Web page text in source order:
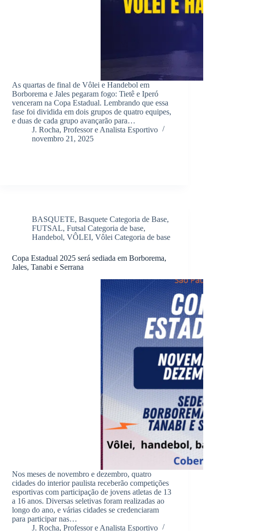
As quartas de final de Vôlei e Handebol em
Borborema e Jales pegaram fogo: Tietê e Iperó
venceram na Copa Estadual. Lembrando que essa
fase foi dividida em dois grupos de quatro equipes,
e duas de cada grupo avançarão para…
J. Rocha, Professor e Analista Esportivo
novembro 21, 2025
BASQUETE,Basquete Categoria de Base,
FUTSAL,Futsal Categoria de base,
Handebol,VÔLEI,Vôlei Categoria de base
Copa Estadual 2025 será sediada em Borborema,
Jales, Tanabi e Serrana
Nos meses de novembro e dezembro, quatro
cidades do interior paulista receberão competições
esportivas com participação de jovens atletas de 13
a 16 anos. Diversas seletivas foram realizadas ao
longo do ano, e várias cidades se credenciaram
para participar nas…
J. Rocha, Professor e Analista Esportivo